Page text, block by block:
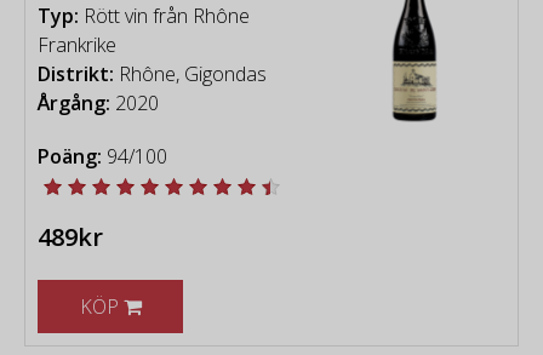
Typ: Rött vin från Rhône
Frankrike
Distrikt: Rhône, Gigondas
Årgång: 2020
Poäng: 94/100
489kr
KÖP